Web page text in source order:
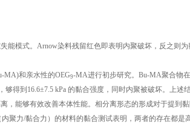
能模式。Arnow染料残留红色即表明内聚破坏，反之则
MA)和亲水性的OEG9-MA进行初步研究。Bu-MA聚合物
得到16.6±7.5 kPa 的黏合强度，同时内聚被破坏。上述
，能够有效改善本体性能。相分离形态的形成对于提到
聚力/黏合力）的材料的黏合测试表明，两者的存在都是